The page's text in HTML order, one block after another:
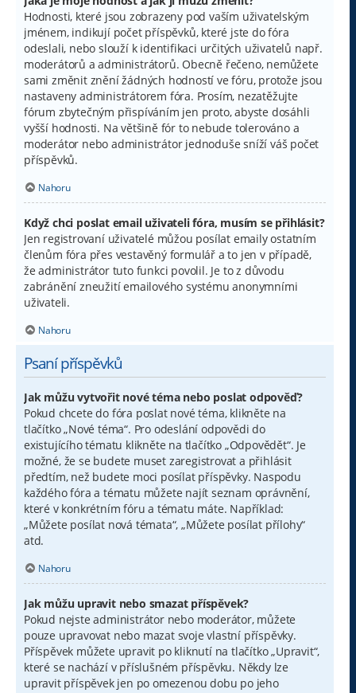
Hodnosti, které jsou zobrazeny pod vaším uživatelským
jménem, indikují počet příspěvků, které jste do fóra
odeslali, nebo slouží k identifikaci určitých uživatelů např.
moderátorů a administrátorů. Obecně řečeno, nemůžete
sami změnit znění žádných hodností ve fóru, protože jsou
nastaveny administrátorem fóra. Prosím, nezatěžujte
fórum zbytečným přispíváním jen proto, abyste dosáhli
vyšší hodnosti. Na většině fór to nebude tolerováno a
moderátor nebo administrátor jednoduše sníží váš počet
příspěvků.
Nahoru
Když chci poslat email uživateli fóra, musím se přihlásit?
Jen registrovaní uživatelé můžou posílat emaily ostatním
členům fóra přes vestavěný formulář a to jen v případě,
že administrátor tuto funkci povolil. Je to z důvodu
zabránění zneužití emailového systému anonymními
uživateli.
Nahoru
Psaní příspěvků
Jak můžu vytvořit nové téma nebo poslat odpověď?
Pokud chcete do fóra poslat nové téma, klikněte na
tlačítko „Nové téma“. Pro odeslání odpovědi do
existujícího tématu klikněte na tlačítko „Odpovědět“. Je
možné, že se budete muset zaregistrovat a přihlásit
předtím, než budete moci posílat příspěvky. Naspodu
každého fóra a tématu můžete najít seznam oprávnění,
které v konkrétním fóru a tématu máte. Například:
„Můžete posílat nová témata“, „Můžete posílat přílohy“
atd.
Nahoru
Jak můžu upravit nebo smazat příspěvek?
Pokud nejste administrátor nebo moderátor, můžete
pouze upravovat nebo mazat svoje vlastní příspěvky.
Příspěvek můžete upravit po kliknutí na tlačítko „Upravit“,
které se nachází v příslušném příspěvku. Někdy lze
upravit příspěvek jen po omezenou dobu po jeho